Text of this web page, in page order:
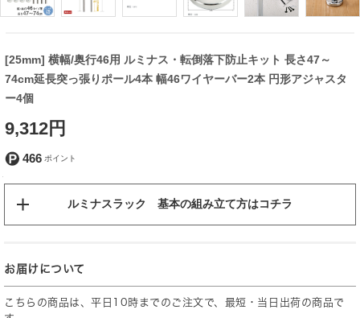
[25mm] 横幅/奥行46用 ルミナス・転倒落下防止キット 長さ47～
74cm延長突っ張りポール4本 幅46ワイヤーバー2本 円形アジャスタ
ー4個
9,312円
466
ルミナスラック 基本の組み立て方はコチラ